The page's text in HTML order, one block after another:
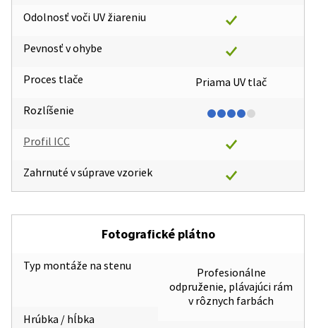
Odolnosť voči UV žiareniu
Pevnosť v ohybe
Proces tlače
Rozlíšenie
Profil ICC
Zahrnuté v súprave vzoriek
Priama UV tlač
Fotografické plátno
Typ montáže na stenu
Hrúbka / hĺbka
Profesionálne
odpruženie, plávajúci rám
v rôznych farbách